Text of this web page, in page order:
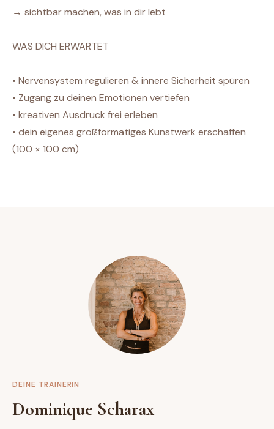
→ sichtbar machen, was in dir lebt
WAS DICH ERWARTET
• Nervensystem regulieren & innere Sicherheit spüren
• Zugang zu deinen Emotionen vertiefen
• kreativen Ausdruck frei erleben
• dein eigenes großformatiges Kunstwerk erschaffen
DEINE TRAINERIN
Dominique Scharax